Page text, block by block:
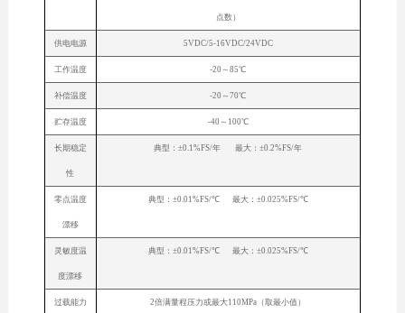
点数）
供电电源 5VDC/5-16VDC/24VDC
工作温度 -20～85℃
补偿温度 -20～70℃
贮存温度 -40～100℃
长期稳定
性
典型：±0.1%FS/年 最大：±0.2%FS/年
零点温度
漂移
典型：±0.01%FS/℃ 最大：±0.025%FS/℃
灵敏度温
度漂移
典型：±0.01%FS/℃ 最大：±0.025%FS/℃
过载能力 2倍满量程压力或最大110MPa（取最小值）